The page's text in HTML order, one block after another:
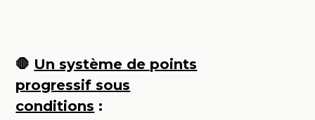
🛑 Un système de points
progressif sous
conditions :